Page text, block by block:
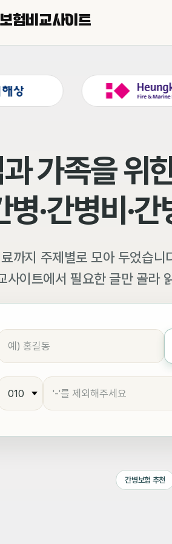
험비교사이트
가족을 위
병·간병비·
료까지 주제별로 모아 두었습니
사이트에서 필요한 글만 골라
간병보험 추천